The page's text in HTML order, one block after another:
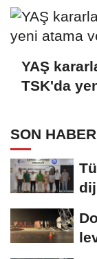
YAŞ
TSK'da
SON